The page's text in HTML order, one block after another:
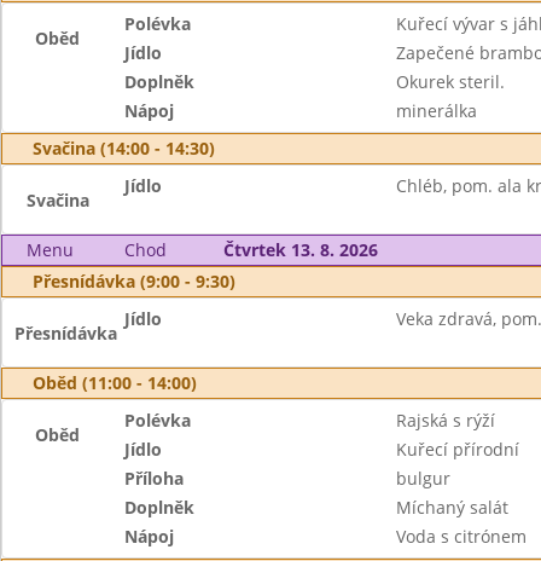
Oběd
Polévka
Kuřecí vývar s
Jídlo
Zapečené
Doplněk
Okurek steril.
Nápoj
minerálka
Svačina (14:00 - 14:30)
Svačina
Jídlo Chléb, pom. ala
Menu Chod
Čtvrtek 13. 8. 2026
Přesnídávka (9:00 - 9:30)
Přesnídávka
Jídlo Veka zdravá,
Oběd (11:00 - 14:00)
Oběd
Polévka
Rajská s rýží
Jídlo
Kuřecí přírodní
Příloha
bulgur
Doplněk
Míchaný salát
Nápoj
Voda s citrónem